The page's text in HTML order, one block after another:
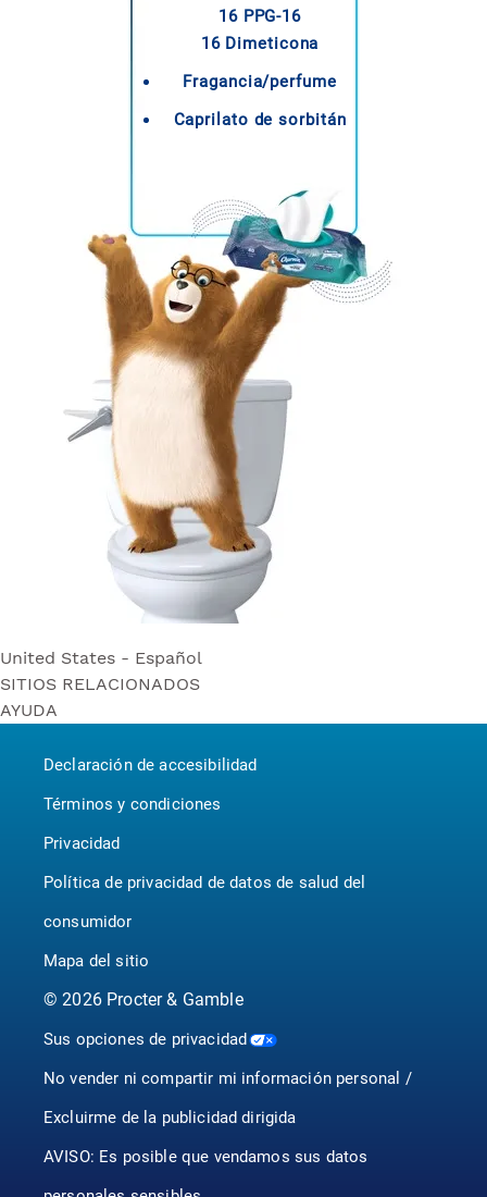
16 PPG-16
16 Dimeticona
Fragancia/perfume
Caprilato de sorbitán
United States - Español
United States - Español
United States - English
Canada - Français
SITIOS RELACIONADOS
Bounty
P&G BrandSaver
Pampers
AYUDA
Declaración de accesibilidad
Términos y condiciones
Privacidad
Política de privacidad de datos de salud del
consumidor
Mapa del sitio
©2026Procter & Gamble
Sus opciones de privacidad
No vender ni compartir mi información personal /
Excluirme de la publicidad dirigida
AVISO: Es posible que vendamos sus datos